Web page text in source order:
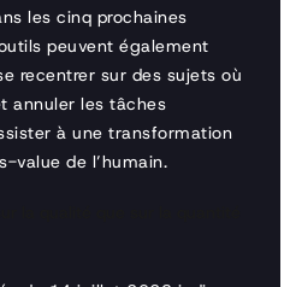
les cinq prochaines
peuvent également
recentrer sur des sujets où
annuler les tâches
à une transformation
value de l’humain.